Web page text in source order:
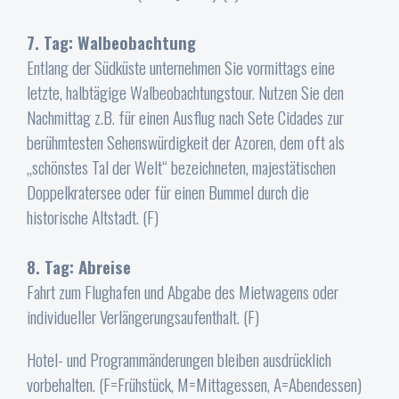
7. Tag: Walbeobachtung
Entlang der Südküste unternehmen Sie vormittags eine
letzte, halbtägige Walbeobachtungstour. Nutzen Sie den
Nachmittag z.B. für einen Ausflug nach Sete Cidades zur
berühmtesten Sehenswürdigkeit der Azoren, dem oft als
„schönstes Tal der Welt“ bezeichneten, majestätischen
Doppelkratersee oder für einen Bummel durch die
historische Altstadt. (F)
8. Tag: Abreise
Fahrt zum Flughafen und Abgabe des Mietwagens oder
individueller Verlängerungsaufenthalt. (F)
Hotel- und Programmänderungen bleiben ausdrücklich
vorbehalten. (F=Frühstück, M=Mittagessen, A=Abendessen)